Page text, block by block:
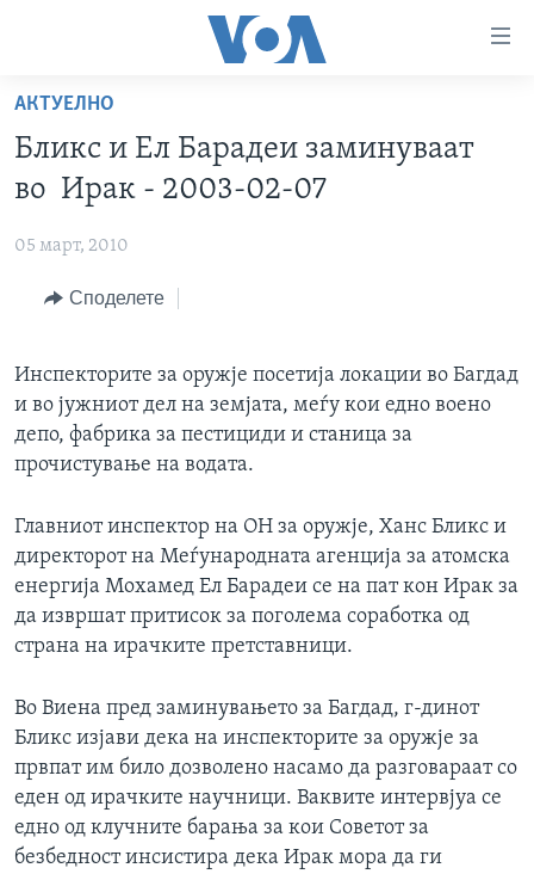
пристапност
Премини
на
главната
Премини
навигација
Пребарувај
МАКЕДОНИЈА
СВЕТ
ПОЛИТИКА
ЗДРАВЈЕ
НАУКА
ИНТЕРВЈУА
ФОТОГАЛЕРИИ
ДОКУМЕНТАРЦИ
АРХИВИРАНА ПРОГРАМА
ВЕСТИ ОД САД ВО МИНУТА - АРХИВА
ИЗБОРИ ВО САД 2020 - АРХИВА
Learning English
НАКУСО...
Јазици
АКТУЕЛНО
Бликс и Ел Барадеи заминуваат
во Ирак - 2003-02-07
05 март, 2010
Споделете
Инспекторите за оружје посетија локации во Багдад
и во јужниот дел на земјата, меѓу кои едно воено
депо, фабрика за пестициди и станица за
прочистување на водата.
Главниот инспектор на ОН за оружје, Ханс Бликс и
директорот на Меѓународната агенција за атомска
енергија Мохамед Ел Барадеи се на пат кон Ирак за
да извршат притисок за поголема соработка од
страна на ирачките претставници.
Во Виена пред заминувањето за Багдад, г-динот
Бликс изјави дека на инспекторите за оружје за
првпат им било дозволено насамо да разговараат со
еден од ирачките научници. Ваквите интервјуа се
едно од клучните барања за кои Советот за
безбедност инсистира дека Ирак мора да ги